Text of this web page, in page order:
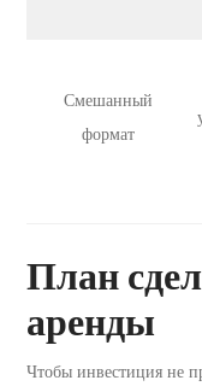
Смешанный
формат
План
аренды
Чтобы инвестиция не